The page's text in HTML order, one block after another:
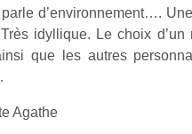
d’environnement….
idyllique. Le choix d’un
que les autres
Agathe